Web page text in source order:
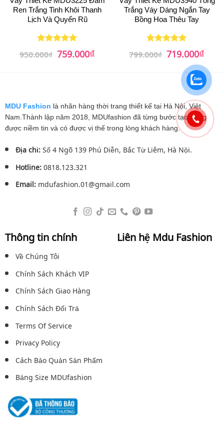
Ren Trắng Tinh Khôi Thanh
Lịch Và Quyến Rũ
Được xếp
hạng
55
950.000₫ Giá
gốc
759.000₫Giá
hiện
Trắng Váy Dáng Ngắn Tay
Bồng Hoa Thêu Tay
Được xếp
hạng
55
799.000₫ Giá
gốc
799.000₫.
719.000₫Giá
hiện
tại
là:
MDU Fashion là nhãn hàng thời trang thiết kế tại Hà Nội, Việt
Nam.Thành lập năm 2018, MDUfashion đã từng bước tạo dựng
được niềm tin và có được vị thế trong lòng khách hàng.
Địa chỉ:Số 4 Ngõ 139 Phú Diễn, Bắc Từ Liêm, Hà Nội.
Hotline:0818.123.321
Email:mdufashion.01@gmail.com
Thông tin chính
Về Chúng Tôi
Chính Sách Khách VIP
Chính Sách Giao Hàng
Chính Sách Đổi Trả
Terms Of Service
Privacy Policy
Cách Bảo Quản Sản Phẩm
Bảng Size MDUfashion
Liên hệ Mdu Fashion